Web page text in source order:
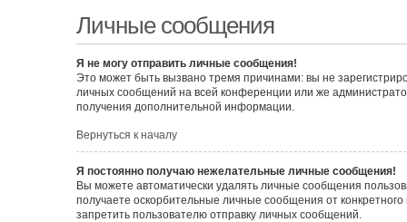
Личные сообщения
Я не могу отправить личные сообщения!
Это может быть вызвано тремя причинами: вы не
личных сообщений на всей конференции или же
получения дополнительной информации.
Вернуться к началу
Я постоянно получаю нежелательные личные сообщения!
Вы можете автоматически удалять личные сообщения
получаете оскорбительные личные сообщения от
запретить пользователю отправку личных сообщений.